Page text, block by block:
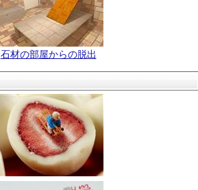
石材の部屋からの脱出